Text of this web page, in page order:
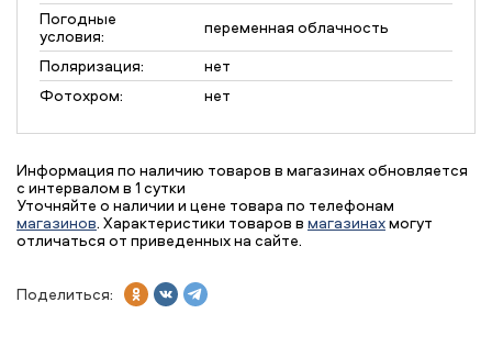
Погодные
условия:
переменная облачность
Поляризация:
нет
Фотохром:
нет
Информация по наличию товаров в магазинах обновляется
с интервалом в 1 сутки
Уточняйте о наличии и цене товара по телефонам
магазинов. Характеристики товаров в магазинахмогут
отличаться от приведенных на сайте.
Поделиться: